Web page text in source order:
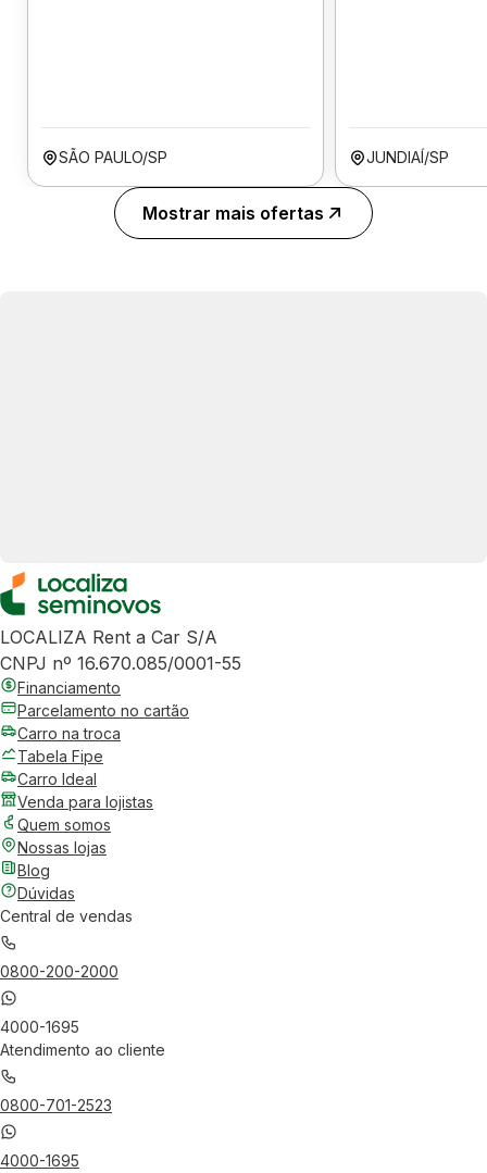
SÃO PAULO/SP JUNDIAÍ/SP
Mostrar mais ofertas
LOCALIZA Rent a Car S/A
CNPJ nº 16.670.085/0001-55
Financiamento
Parcelamento no cartão
Carro na troca
Tabela Fipe
Carro Ideal
Venda para lojistas
Quem somos
Nossas lojas
Blog
Dúvidas
Central de vendas
0800-200-2000
4000-1695
Atendimento ao cliente
0800-701-2523
4000-1695